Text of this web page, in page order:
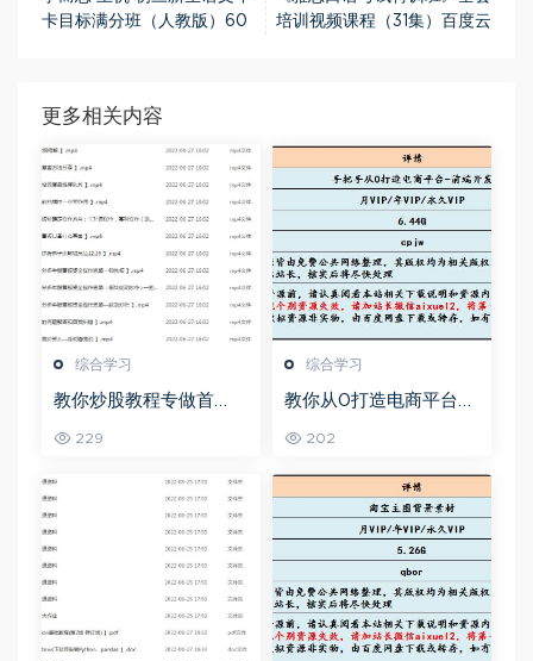
卡目标满分班（人教版）60
培训视频课程（31集）百度云
更多相关内容
综合学习
教你炒股教程专做首
229
综合学习
教你从0打造电商平台前
资源打包下载
202